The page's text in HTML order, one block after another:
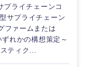
プライチェーンコ
サプライチェーン
ファームまたは
れかの構想策定～
ティク...